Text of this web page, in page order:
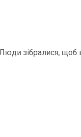
зібралися, щоб